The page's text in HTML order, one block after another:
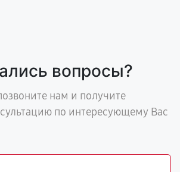
вопросы?
нам и получите
по интересующему Вас